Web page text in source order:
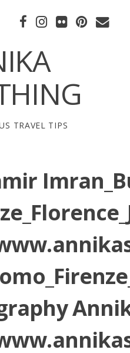
TRAVEL TIPS